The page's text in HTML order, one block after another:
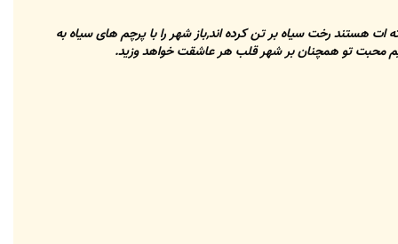
هستند رخت سیاه بر تن کرده اند,باز شهر را با پرچم های سیاه به
محبت تو همچنان بر شهر قلب هر عاشقت خواهد وزید.